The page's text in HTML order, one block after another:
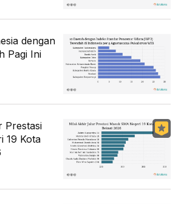
dengan
Pagi Ini
Prestasi
19 Kota